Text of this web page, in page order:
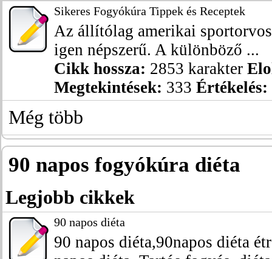
Sikeres Fogyókúra Tippek és Receptek
Az állítólag amerikai
igen népszerű. A különböző ...
Cikk hossza: 2853 karakter
Megtekintések: 333 Értékelés:
Még több
90 napos fogyókúra diéta
Legjobb cikkek
90 napos diéta
90 napos diéta,90napos diéta